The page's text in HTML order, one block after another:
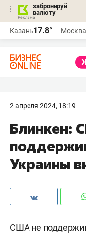
забронируй
валюту
Казань17.8° Москва
2 апреля 2024, 18:19
Блинкен:
Украины
США не